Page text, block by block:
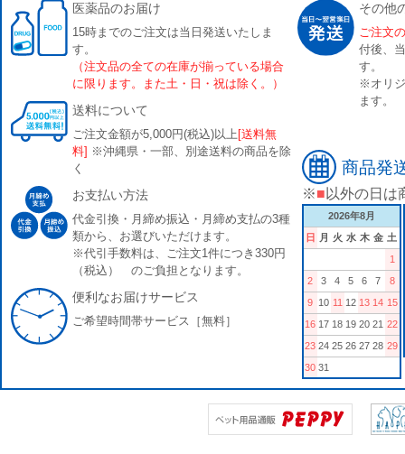
医薬品のお届け
15時までのご注文は当日発送いたしま
す。
（注文品の全ての在庫が揃っている場合
に限ります。また土・日・祝は除く。）
送料について
ご注文金額が5,000円(税込)以上 [送料無
料] ※沖縄県・一部、別途送料の商品を除
く
お支払い方法
代金引換・月締め振込・月締め支払の3種
類から、お選びいただけます。
※代引手数料は、ご注文1件につき330円
（税込） のご負担となります。
便利なお届けサービス
ご希望時間帯サービス［無料］
その他
ご注文
付後、
す。
※オリ
ます。
商品発
※■ 以外の日は
2026年8月
日
月 火 水 木 金 土
1
2
3 4 5 6 7
8
9 10 11 12 13 14 15
16 17 18 19 20 21 22
23 24 25 26 27 28 29
30 31